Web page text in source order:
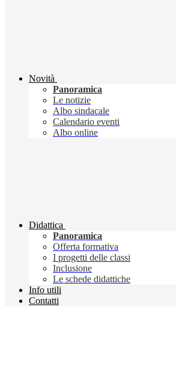
Novità
Panoramica
Le notizie
Albo sindacale
Calendario eventi
Albo online
Didattica
Panoramica
Offerta formativa
I progetti delle classi
Inclusione
Le schede didattiche
Info utili
Contatti